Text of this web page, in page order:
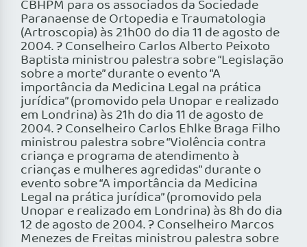
CBHPM para os associados da Sociedade
Paranaense de Ortopedia e Traumatologia
(Artroscopia) às 21h00 do dia 11 de agosto de
2004. ? Conselheiro Carlos Alberto Peixoto
Baptista ministrou palestra sobre “Legislação
sobre a morte” durante o evento “A
importância da Medicina Legal na prática
jurídica” (promovido pela Unopar e realizado
em Londrina) às 21h do dia 11 de agosto de
2004. ? Conselheiro Carlos Ehlke Braga Filho
ministrou palestra sobre “Violência contra
criança e programa de atendimento à
crianças e mulheres agredidas” durante o
evento sobre “A importância da Medicina
Legal na prática jurídica” (promovido pela
Unopar e realizado em Londrina) às 8h do dia
12 de agosto de 2004. ? Conselheiro Marcos
Menezes de Freitas ministrou palestra sobre